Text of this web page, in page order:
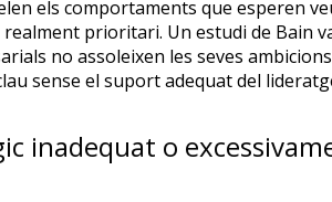
els comportaments que esperen
prioritari. Un estudi de Bain
no assoleixen les seves
sense el suport adequat del
inadequat o